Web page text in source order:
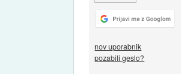
nov uporabnik
pozabili geslo?